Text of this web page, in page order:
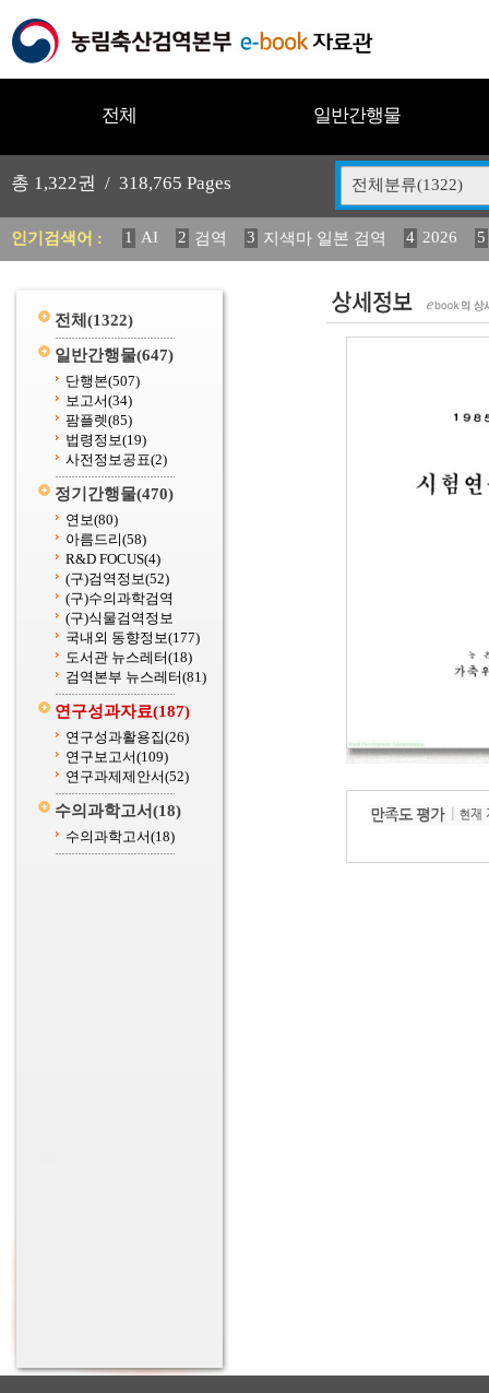
전체 일반간행물
총 1,322권 / 318,765 Pages 전체분류(1322)
인기검색어 : 1 AI 2 검역 3 지색마 일본 검역 4 2026
5
11 2025 12 중독성 식물 도감 13 媛 異 14
전체 (1322)
일반간행물(647)
단행본(507)
보고서(34)
팜플렛(85)
법령정보(19)
사전정보공표(2)
정기간행물(470)
연보(80)
아름드리(58)
R&D FOCUS(4)
(구)검역정보(52)
(구)수의과학검역
(구)식물검역정보
국내외 동향정보(177)
도서관 뉴스레터(18)
검역본부 뉴스레터(81)
연구성과자료(187)
연구성과활용집(26)
연구보고서(109)
연구과제제안서(52)
수의과학고서(18)
수의과학고서(18)